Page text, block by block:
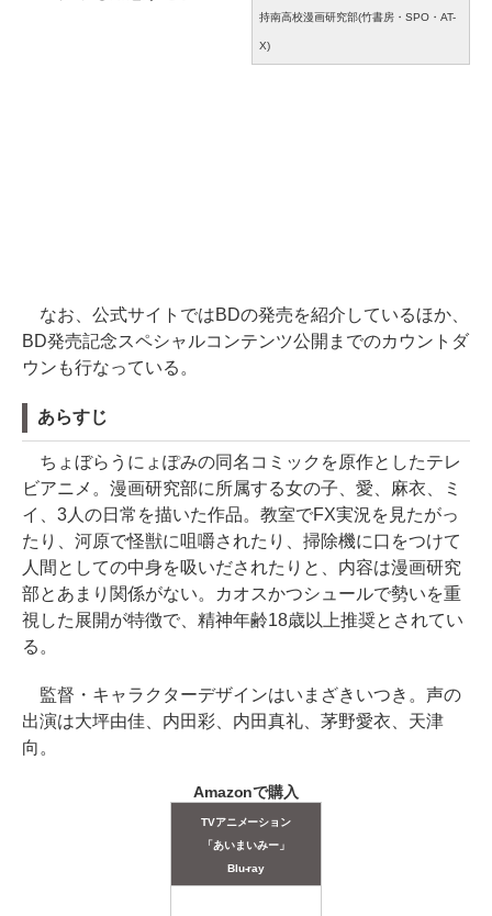
持南高校漫画研究部(竹書房・SPO・AT-
X)
なお、公式サイトではBDの発売を紹介しているほか、
BD発売記念スペシャルコンテンツ公開までのカウントダ
ウンも行なっている。
あらすじ
ちょぼらうにょぽみの同名コミックを原作としたテレ
ビアニメ。漫画研究部に所属する女の子、愛、麻衣、ミ
イ、3人の日常を描いた作品。教室でFX実況を見たがっ
たり、河原で怪獣に咀嚼されたり、掃除機に口をつけて
人間としての中身を吸いだされたりと、内容は漫画研究
部とあまり関係がない。カオスかつシュールで勢いを重
視した展開が特徴で、精神年齢18歳以上推奨とされてい
る。
監督・キャラクターデザインはいまざきいつき。声の
出演は大坪由佳、内田彩、内田真礼、茅野愛衣、天津
向。
Amazonで購入
TVアニメーション
「あいまいみー」
Blu-ray